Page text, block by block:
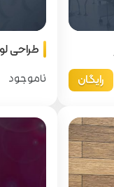
رایگان
طراحی
ناموجود